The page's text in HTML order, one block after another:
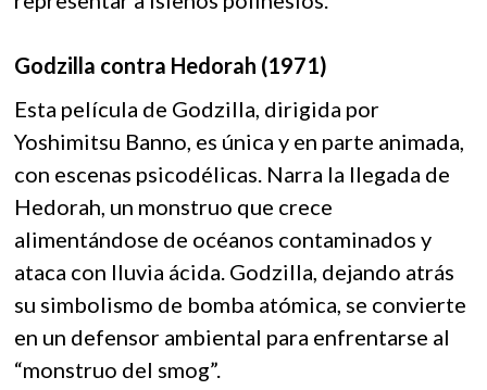
Godzilla contra Hedorah (1971)
Esta película de Godzilla, dirigida por
Yoshimitsu Banno, es única y en parte animada,
con escenas psicodélicas. Narra la llegada de
Hedorah, un monstruo que crece
alimentándose de océanos contaminados y
ataca con lluvia ácida. Godzilla, dejando atrás
su simbolismo de bomba atómica, se convierte
en un defensor ambiental para enfrentarse al
“monstruo del smog”.